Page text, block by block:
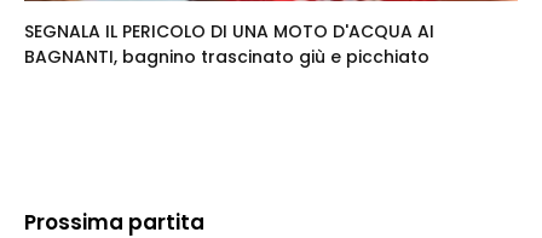
SEGNALA IL PERICOLO DI UNA MOTO D'ACQUA AI
BAGNANTI, bagnino trascinato giù e picchiato
Prossima partita